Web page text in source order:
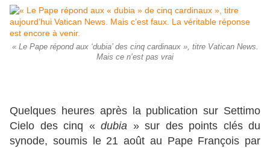
« Le Pape répond aux ‘dubia’ des cinq cardinaux », titre Vatican News.
Mais ce n’est pas vrai
Quelques heures après la publication sur Settimo
Cielo des cinq « dubia » sur des points clés du
synode, soumis le 21 août au Pape François par